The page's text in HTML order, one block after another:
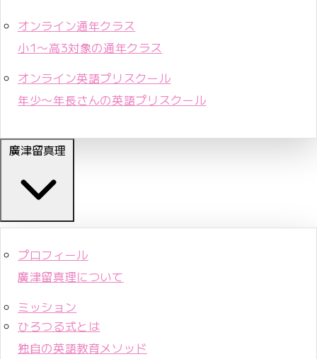
オンライン通年クラス
小1〜高3対象の通年クラス
オンライン英語プリスクール
年少〜年長さんの英語プリスクール
廣津留真理
プロフィール
廣津留真理について
ミッション
ひろつる式とは
独自の英語教育メソッド